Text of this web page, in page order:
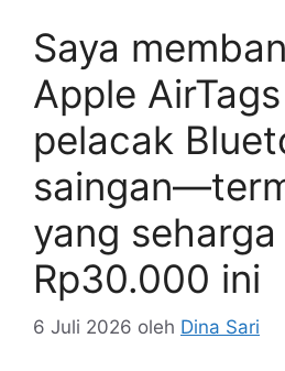
Saya
Apple
pelacak
yang seharga
Rp30.000 ini
6 Juli 2026 oleh Dina Sari